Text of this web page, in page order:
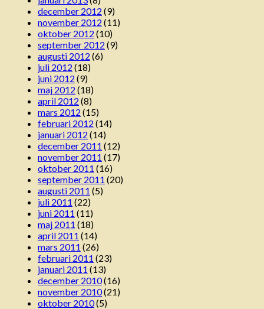
december 2012 (9)
november 2012 (11)
oktober 2012 (10)
september 2012 (9)
augusti 2012 (6)
juli 2012 (18)
juni 2012 (9)
maj 2012 (18)
april 2012 (8)
mars 2012 (15)
februari 2012 (14)
januari 2012 (14)
december 2011 (12)
november 2011 (17)
oktober 2011 (16)
september 2011 (20)
augusti 2011 (5)
juli 2011 (22)
juni 2011 (11)
maj 2011 (18)
april 2011 (14)
mars 2011 (26)
februari 2011 (23)
januari 2011 (13)
december 2010(16)
november 2010(21)
oktober 2010(5)